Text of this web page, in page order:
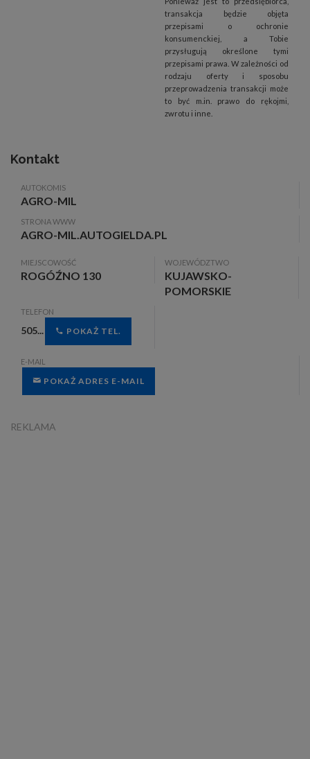
transakcja będzie objęta
przepisami o ochronie
konsumenckiej, a Tobie
przysługują określone tymi
przepisami prawa. W zależności od
rodzaju oferty i sposobu
przeprowadzenia transakcji może
to być m.in. prawo do rękojmi,
zwrotu i inne.
Kontakt
AUTOKOMIS
AGRO-MIL
STRONA WWW
AGRO-MIL.AUTOGIELDA.PL
MIEJSCOWOŚĆ
ROGÓŹNO 130
WOJEWÓDZTWO
KUJAWSKO-
POMORSKIE
TELEFON
505... POKAŻ TEL.
E-MAIL
POKAŻ ADRES E-MAIL
REKLAMA